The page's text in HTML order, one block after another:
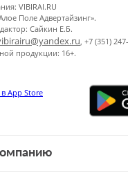
VIBIRAI.RU
Поле Адвертайзинг».
Сайкин Е.Б.
, +7 (351)
продукции: 16+.